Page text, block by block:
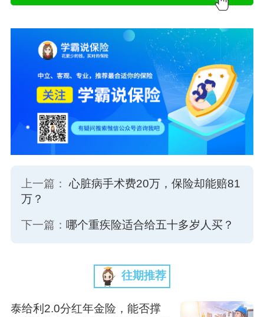
上一篇：心脏病手术费20万，保险却能赔81
万？
下一篇： 哪个重疾险适合给五十多岁人买？
往期推荐
泰给利2.0分红年金险，能否撑